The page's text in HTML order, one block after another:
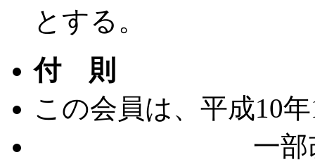
とする。
付 則
この会員は、平成10
一部改正 平